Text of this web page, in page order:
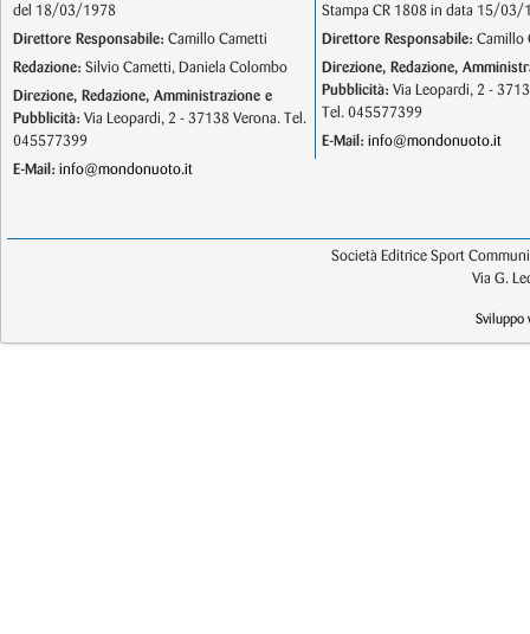
del 18/03/1978
Direttore Responsabile: Camillo Cametti
Redazione: Silvio Cametti, Daniela Colombo
Direzione, Redazione, Amministrazione e
Pubblicità: Via Leopardi, 2 - 37138 Verona. Tel.
045577399
E-Mail: info@mondonuoto.it
Stampa CR 1808 in data 15/03/
Direttore Responsabile: Camillo
Direzione, Redazione,
Pubblicità: Via Leopardi, 2 -
Tel. 045577399
E-Mail: info@mondonuoto.it
Società Editrice Sport
Via G.
Sviluppo